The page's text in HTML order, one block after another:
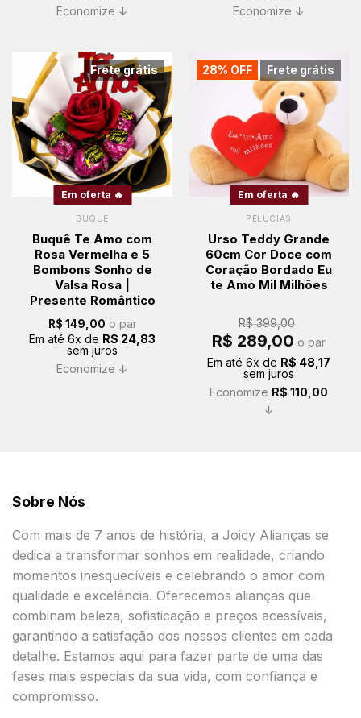
Economize ↓
Economize ↓
Frete grátis
Em oferta 🔥
BUQUÊ
Buquê Te Amo com
Rosa Vermelha e 5
Bombons Sonho de
Valsa Rosa |
Presente Romântico
R$ 149,00 o par
Em até 6x de R$ 24,83
sem juros
Economize ↓
Frete grátis
28% OFF
Em oferta 🔥
PELÚCIAS
Urso Teddy Grande
60cm Cor Doce com
Coração Bordado Eu
te Amo Mil Milhões
R$399,00
O
preço
era:
R$ 399,00.
R$ 289,00 preço
é:
o par
Em até 6x de R$ 48,17
sem juros
Economize R$ 110,00
↓
Sobre Nós
Com mais de 7 anos de história, a Joicy Alianças se
dedica a transformar sonhos em realidade, criando
momentos inesquecíveis e celebrando o amor com
qualidade e excelência. Oferecemos alianças que
combinam beleza, sofisticação e preços acessíveis,
garantindo a satisfação dos nossos clientes em cada
detalhe. Estamos aqui para fazer parte de uma das
fases mais especiais da sua vida, com confiança e
compromisso.